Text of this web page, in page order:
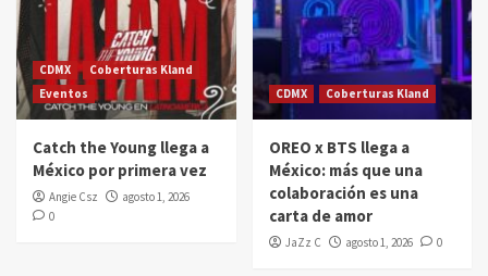
CDMX
Coberturas Kland
Eventos
Catch the Young llega a
México por primera vez
Angie Csz
agosto 1, 2026
0
CDMX Coberturas Kland
OREO x BTS llega a
México: más que una
colaboración es una
carta de amor
JaZz C agosto 1, 2026 0